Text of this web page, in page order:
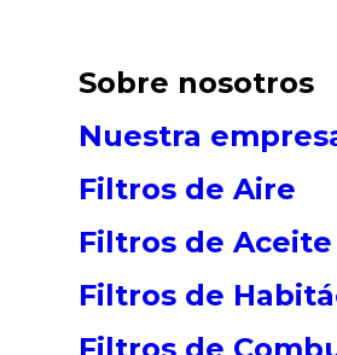
Sobre nosotros
Nuestra
Filtros de Aire
Filtros de Aceite
Filtros de